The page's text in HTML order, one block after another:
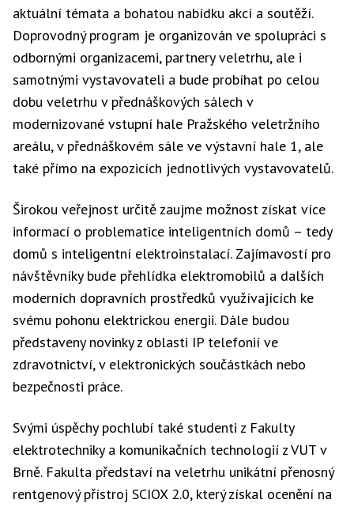
aktuální témata a bohatou nabídku akcí a soutěží.
Doprovodný program je organizován ve spolupráci s
odbornými organizacemi, partnery veletrhu, ale i
samotnými vystavovateli a bude probíhat po celou
dobu veletrhu v přednáškových sálech v
modernizované vstupní hale Pražského veletržního
areálu, v přednáškovém sále ve výstavní hale 1, ale
také přímo na expozicích jednotlivých vystavovatelů.
Širokou veřejnost určitě zaujme možnost získat více
informací o problematice inteligentních domů – tedy
domů s inteligentní elektroinstalací. Zajímavostí pro
návštěvníky bude přehlídka elektromobilů a dalších
moderních dopravních prostředků využívajících ke
svému pohonu elektrickou energii. Dále budou
představeny novinky z oblasti IP telefonií ve
zdravotnictví, v elektronických součástkách nebo
bezpečnosti práce.
Svými úspěchy pochlubí také studenti z Fakulty
elektrotechniky a komunikačních technologií z VUT v
Brně. Fakulta představí na veletrhu unikátní přenosný
rentgenový přístroj SCIOX 2.0, který získal ocenění na